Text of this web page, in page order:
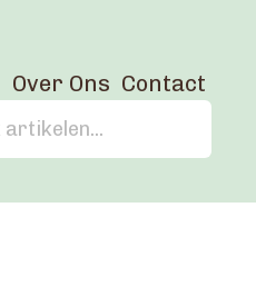
Over Ons Contact